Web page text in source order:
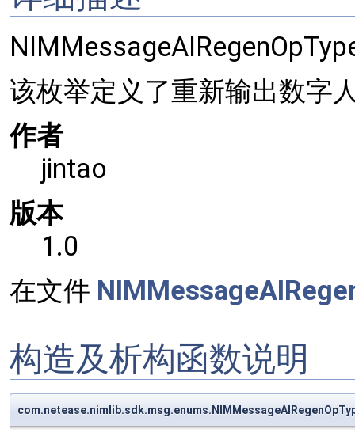
该枚举定义了重新输出数字
作者
jintao
版本
1.0
在文件
构造及析构函数说明